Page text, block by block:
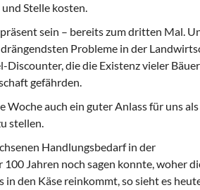
Stelle kosten.
sein – bereits zum dritten Mal.
Probleme in der
die die Existenz vieler
gefährden.
auch ein guter Anlass für uns
stellen.
Handlungsbedarf in der
Jahren noch sagen konnte, woher
den Käse reinkommt, so sieht es